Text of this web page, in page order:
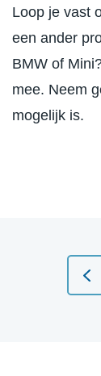
Loop je vast
een ander
BMW of
mee. Neem
mogelijk is.